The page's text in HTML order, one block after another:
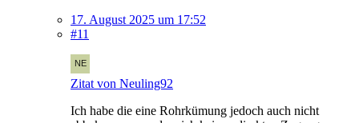
17. August 2025 um 17:52
#11
Zitat von Neuling92
Ich habe die eine Rohrkümung jedoch auch nicht